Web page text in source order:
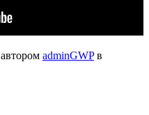
автором adminGWPв